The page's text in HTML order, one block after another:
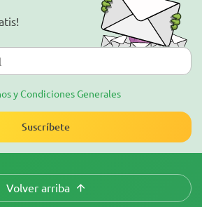
y Condiciones Generales
Suscríbete
Volver arriba